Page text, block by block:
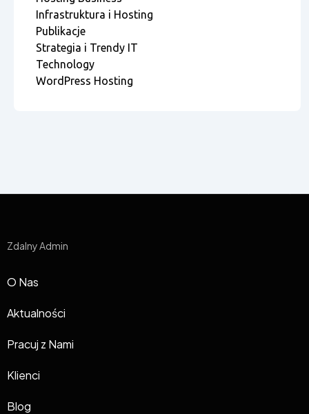
Infrastruktura i Hosting
Publikacje
Strategia i Trendy IT
Technology
WordPress Hosting
Zdalny Admin
O Nas
Aktualności
Pracuj z Nami
Klienci
Blog